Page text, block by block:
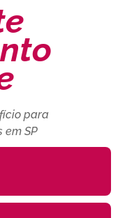
para
em SP